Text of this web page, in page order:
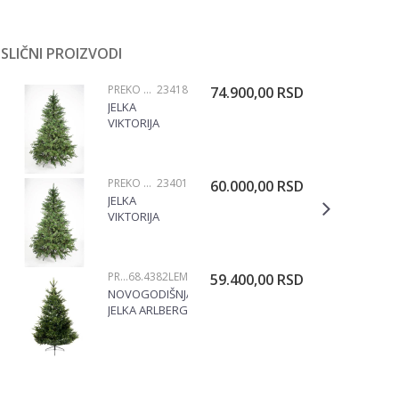
SLIČNI PROIZVODI
PREKO 200CM 23418
JELKA
VIKTORIJA
74.900,00 RSD
PREKO 200CM 23401
JELKA
VIKTORIJA
60.000,00 RSD
PREKO 200CM68.4382LEM
NOVOGODIŠNJA
JELKA ARLBERG
59.400,00 RSD